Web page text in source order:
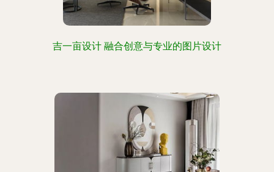
吉一亩设计 融合创意与专业的图片设计